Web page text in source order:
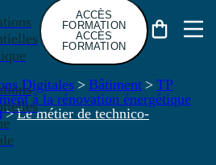
ACCÈS
FORMATION
ACCÈS
FORMATION
Digitales > Bâtiment > TP
à la rénovation énergétique
> Le métier de technico-